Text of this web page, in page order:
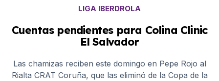
LIGA IBERDROLA
Cuentas pendientes para Colina Clinic
El Salvador
Las chamizas reciben este domingo en Pepe Rojo al
Rialta CRAT Coruña, que las eliminó de la Copa de la